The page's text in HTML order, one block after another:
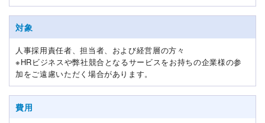
対象
人事採用責任者、担当者、および経営層の方々
※HRビジネスや弊社競合となるサービスをお持ちの企業様の参
加をご遠慮いただく場合があります。
費用